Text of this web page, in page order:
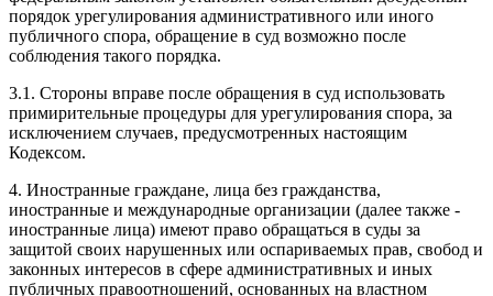
порядок урегулирования административного или иного
публичного спора, обращение в суд возможно после
соблюдения такого порядка.
3.1. Стороны вправе после обращения в суд использовать
примирительные процедуры для урегулирования спора, за
исключением случаев, предусмотренных настоящим
Кодексом.
4. Иностранные граждане, лица без гражданства,
иностранные и международные организации (далее также -
иностранные лица) имеют право обращаться в суды за
защитой своих нарушенных или оспариваемых прав, свобод и
законных интересов в сфере административных и иных
публичных правоотношений, основанных на властном